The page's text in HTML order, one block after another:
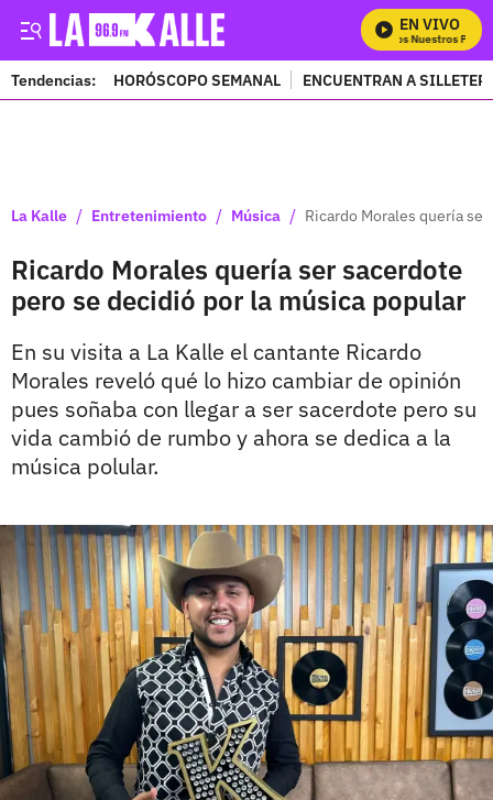
EN VIVO
Mira Todos Nuestros
Tendencias: HORÓSCOPO SEMANAL ENCUENTRAN A
La Kalle / Entretenimiento / Música / Ricardo Morales quería
Ricardo Morales quería ser sacerdote
pero se decidió por la música popular
En su visita a La Kalle el cantante Ricardo
Morales reveló qué lo hizo cambiar de opinión
pues soñaba con llegar a ser sacerdote pero su
vida cambió de rumbo y ahora se dedica a la
música polular.